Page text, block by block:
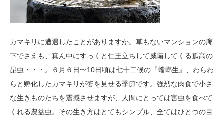
カマキリに遭遇したことがありますか。草もないマンションの廊
下でさえも、真ん中にすっくと仁王立ちして威嚇してくる孤高の
昆虫・・・。６月６日〜10日頃は七十二候の『蟷螂生』、わらわ
らと孵化したカマキリが姿を見せる季節です。強烈な肉食で小さ
な生きものたちを震撼させますが、人間にとっては害虫を食べて
くれる農益虫。その生き方はとてもシンプル、全てはひとつの目